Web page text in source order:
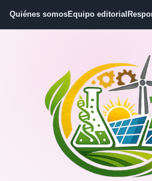
Quiénes somosEquipo editorial